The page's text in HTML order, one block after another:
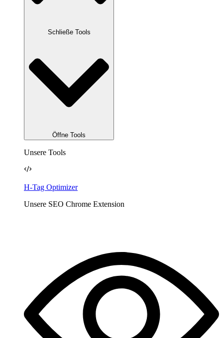
Schließe Tools
Öffne Tools
Unsere Tools
H-Tag Optimizer
Unsere SEO Chrome Extension